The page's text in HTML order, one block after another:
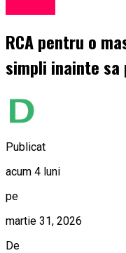
RCA pentru o
simpli inainte
Publicat
acum 4 luni
pe
martie 31, 2026
De